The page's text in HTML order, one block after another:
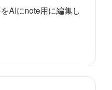
AIにnote用に編集し